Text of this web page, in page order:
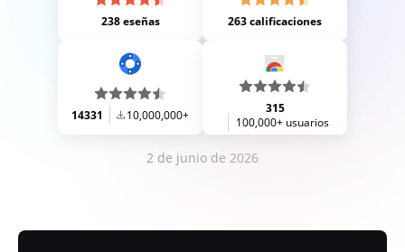
238 eseñas 263 calificaciones
14331 10,000,000+
315
100,000+ usuarios
2 de junio de 2026